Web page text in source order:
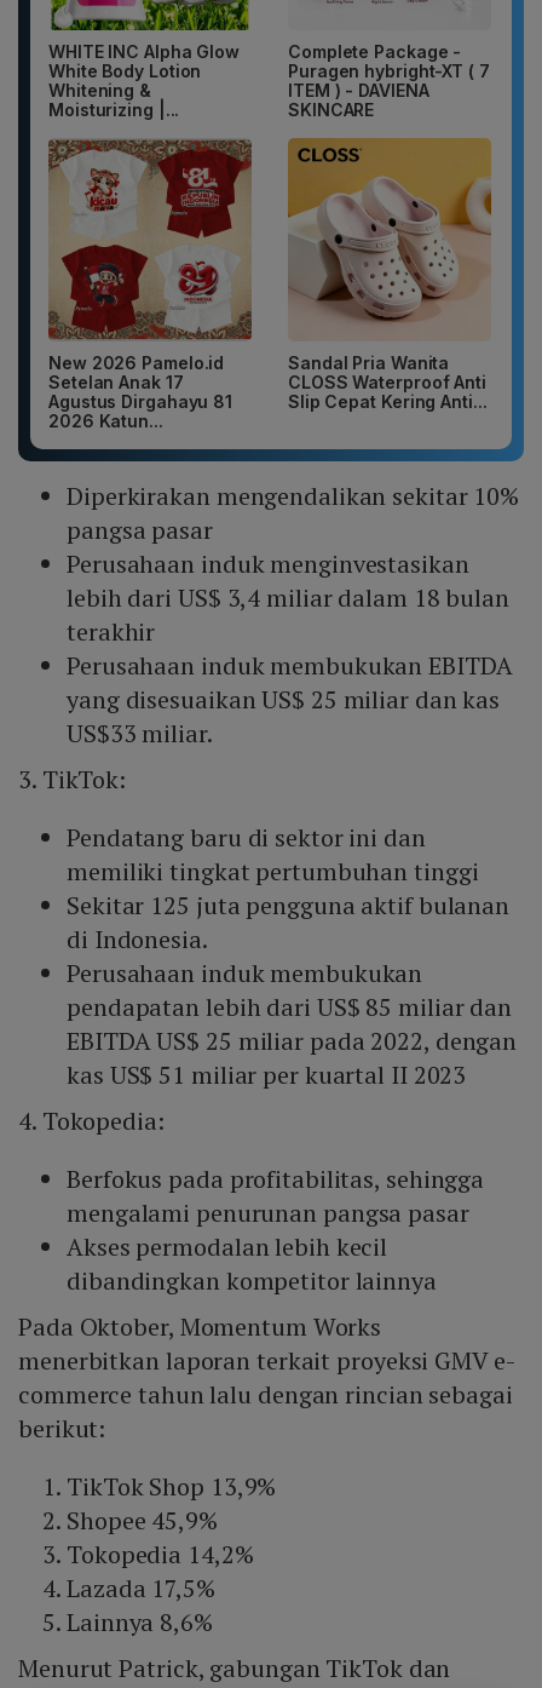
WHITE INC Alpha Glow
White Body Lotion
Whitening &
Moisturizing |...
Complete Package -
Puragen hybright-XT ( 7
ITEM ) - DAVIENA
SKINCARE
New 2026 Pamelo.id
Setelan Anak 17
Agustus Dirgahayu 81
2026 Katun...
Sandal Pria Wanita
CLOSS Waterproof Anti
Slip Cepat Kering Anti...
Diperkirakan mengendalikan sekitar 10%
pangsa pasar
Perusahaan induk menginvestasikan
lebih dari US$ 3,4 miliar dalam 18 bulan
terakhir
Perusahaan induk membukukan EBITDA
yang disesuaikan US$ 25 miliar dan kas
US$33 miliar.
3. TikTok:
Pendatang baru di sektor ini dan
memiliki tingkat pertumbuhan tinggi
Sekitar 125 juta pengguna aktif bulanan
di Indonesia.
Perusahaan induk membukukan
pendapatan lebih dari US$ 85 miliar dan
EBITDA US$ 25 miliar pada 2022, dengan
kas US$ 51 miliar per kuartal II 2023
4. Tokopedia:
Berfokus pada profitabilitas, sehingga
mengalami penurunan pangsa pasar
Akses permodalan lebih kecil
dibandingkan kompetitor lainnya
Pada Oktober, Momentum Works
menerbitkan laporan terkait proyeksi GMV e-
commerce tahun lalu dengan rincian sebagai
berikut:
TikTok Shop 13,9%
Shopee 45,9%
Tokopedia 14,2%
Lazada 17,5%
Lainnya 8,6%
Menurut Patrick, gabungan TikTok dan